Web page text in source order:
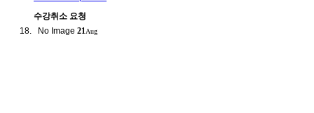
수강취소 요청
No Image 21 Aug